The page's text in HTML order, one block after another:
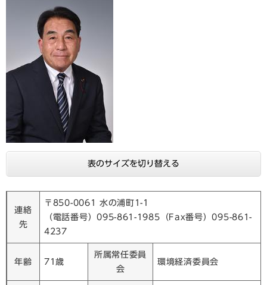
表のサイズを切り替える
連絡
先
〒850-0061 水の浦町1-1
（電話番号）095-861-1985（Fax番号）095-861-
4237
年齢 71歳
所属常任委員
会
環境経済委員会